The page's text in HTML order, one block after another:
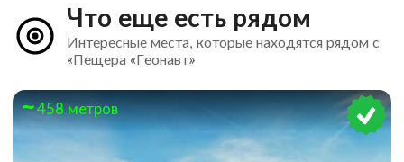
Что еще есть рядом
Интересные места, которые находятся рядом с
«Пещера «Геонавт»
458 метров